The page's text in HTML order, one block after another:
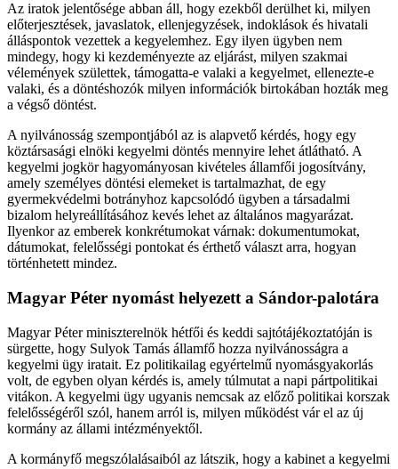
Az iratok jelentősége abban áll, hogy ezekből derülhet ki, milyen
előterjesztések, javaslatok, ellenjegyzések, indoklások és hivatali
álláspontok vezettek a kegyelemhez. Egy ilyen ügyben nem
mindegy, hogy ki kezdeményezte az eljárást, milyen szakmai
vélemények születtek, támogatta-e valaki a kegyelmet, ellenezte-e
valaki, és a döntéshozók milyen információk birtokában hozták meg
a végső döntést.
A nyilvánosság szempontjából az is alapvető kérdés, hogy egy
köztársasági elnöki kegyelmi döntés mennyire lehet átlátható. A
kegyelmi jogkör hagyományosan kivételes államfői jogosítvány,
amely személyes döntési elemeket is tartalmazhat, de egy
gyermekvédelmi botrányhoz kapcsolódó ügyben a társadalmi
bizalom helyreállításához kevés lehet az általános magyarázat.
Ilyenkor az emberek konkrétumokat várnak: dokumentumokat,
dátumokat, felelősségi pontokat és érthető választ arra, hogyan
történhetett mindez.
Magyar Péter nyomást helyezett a Sándor-palotára
Magyar Péter miniszterelnök hétfői és keddi sajtótájékoztatóján is
sürgette, hogy Sulyok Tamás államfő hozza nyilvánosságra a
kegyelmi ügy iratait. Ez politikailag egyértelmű nyomásgyakorlás
volt, de egyben olyan kérdés is, amely túlmutat a napi pártpolitikai
vitákon. A kegyelmi ügy ugyanis nemcsak az előző politikai korszak
felelősségéről szól, hanem arról is, milyen működést vár el az új
kormány az állami intézményektől.
A kormányfő megszólalásaiból az látszik, hogy a kabinet a kegyelmi